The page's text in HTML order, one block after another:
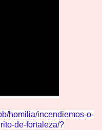
homilia/incendiemos-o-
de-fortaleza/?